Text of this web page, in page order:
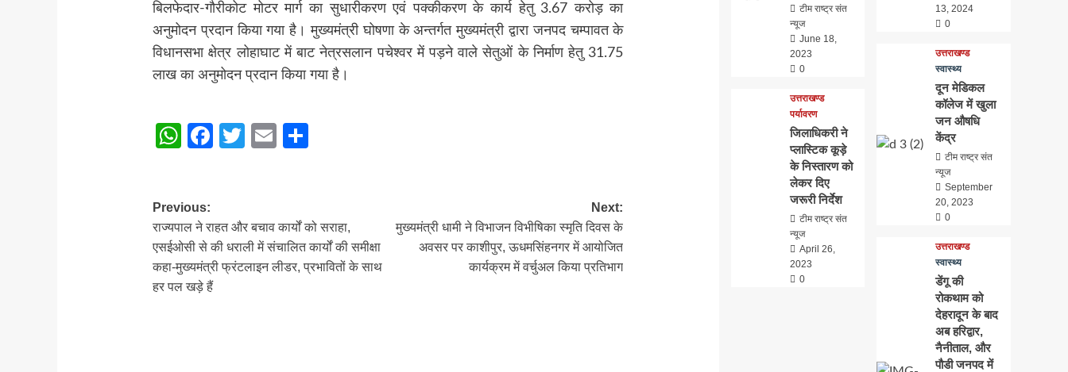
बिलफेदार-गौरीकोट मोटर मार्ग का सुधारीकरण एवं पक्कीकरण के कार्य हेतु 3.67 करोड़ का
अनुमोदन प्रदान किया गया है। मुख्यमंत्री घोषणा के अन्तर्गत मुख्यमंत्री द्वारा जनपद चम्पावत के
विधानसभा क्षेत्र लोहाघाट में बाट नेत्रसलान पचेश्वर में पड़ने वाले सेतुओं के निर्माण हेतु 31.75
लाख का अनुमोदन प्रदान किया गया है।
Navigation
WhatsApp
Facebook
Twitter
Email
Post
navigation
Previous:
राज्यपाल ने राहत और बचाव कार्यों को सराहा,
एसईओसी से की धराली में संचालित कार्यों की समीक्षा
कहा-मुख्यमंत्री फ्रंटलाइन लीडर, प्रभावितों के साथ
हर पल खड़े हैं
Next:
मुख्यमंत्री धामी ने विभाजन विभीषिका स्मृति दिवस के
अवसर पर काशीपुर, ऊधमसिंहनगर में आयोजित
कार्यक्रम में वर्चुअल किया प्रतिभाग
टीम राष्ट्र संत
न्यूज
June 18,
2023
0
उत्तराखण्ड
पर्यावरण
जिलाधिकरी ने
प्लास्टिक कूड़े
के निस्तारण को
लेकर दिए
जरूरी निर्देश
टीम राष्ट्र संत
न्यूज
April 26,
2023
0
13, 2024
0
उत्तराखण्ड
स्वास्थ्य
दून मेडिकल
कॉलेज में खुला
जन औषधि
केंद्र
टीम राष्ट्र संत
न्यूज
September
20, 2023
0
उत्तराखण्ड
स्वास्थ्य
डेंगू की
रोकथाम को
देहरादून के बाद
अब हरिद्वार,
नैनीताल, और
पौडी जनपद में